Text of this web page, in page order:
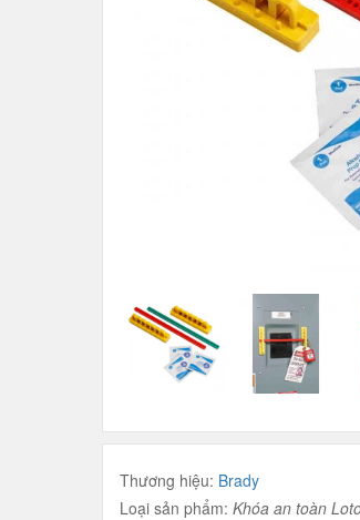
Thương hiệu: Brady
Loại sản phẩm: Khóa an toàn